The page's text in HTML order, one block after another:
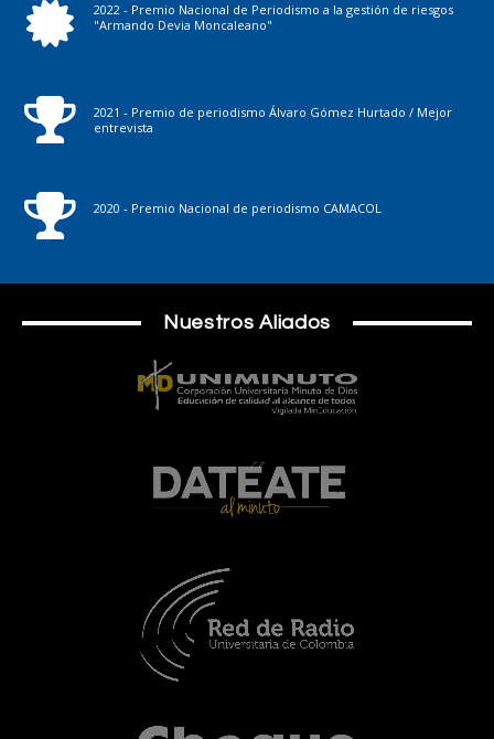
2022 - Premio Nacional de Periodismo a la gestión de riesgos
"Armando Devia Moncaleano"
2021 - Premio de periodismo Álvaro Gómez Hurtado / Mejor
entrevista
2020 - Premio Nacional de periodismo CAMACOL
Nuestros Aliados